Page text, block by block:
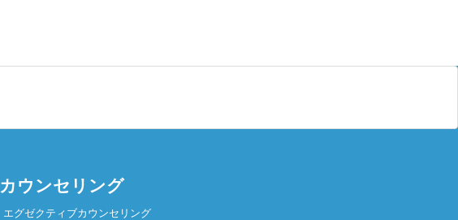
カウンセリング
エグゼクティブカウンセリング